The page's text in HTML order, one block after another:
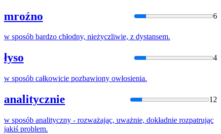
mroźno 6
w sposób bardzo chłodny, nieżyczliwie, z dystansem.
łyso 4
w sposób całkowicie pozbawiony owłosienia.
analitycznie 12
w sposób analityczny - rozważając, uważnie, dokładnie rozpatrując
jakiś problem.